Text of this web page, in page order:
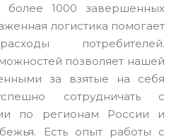
1000 завершенных
логистика помогает
потребителей.
позволяет нашей
за взятые на себя
сотрудничать с
по регионам России и
Есть опыт работы с